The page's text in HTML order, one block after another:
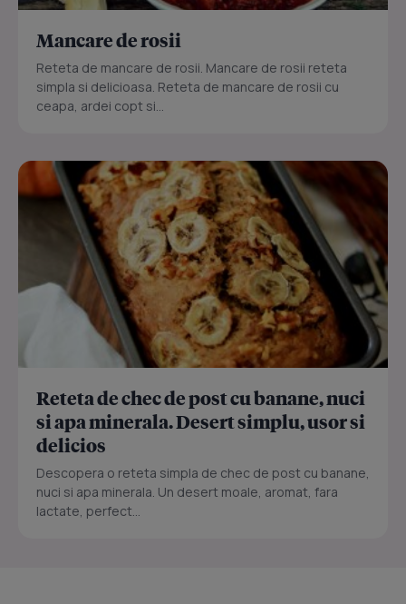
Mancare de rosii
Reteta de mancare de rosii. Mancare de rosii reteta
simpla si delicioasa. Reteta de mancare de rosii cu
ceapa, ardei copt si...
Reteta de chec de post cu banane, nuci
si apa minerala. Desert simplu, usor si
delicios
Descopera o reteta simpla de chec de post cu banane,
nuci si apa minerala. Un desert moale, aromat, fara
lactate, perfect...